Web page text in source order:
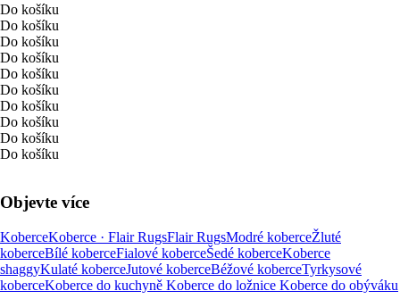
Do košíku
Do košíku
Do košíku
Do košíku
Do košíku
Do košíku
Do košíku
Do košíku
Do košíku
Do košíku
Objevte více
KoberceKoberce · Flair RugsFlair RugsModré koberceŽluté
koberceBílé koberceFialové koberceŠedé koberceKoberce
shaggyKulaté koberceJutové koberceBéžové koberceTyrkysové
koberceKoberce do kuchyně Koberce do ložnice Koberce do obýváku